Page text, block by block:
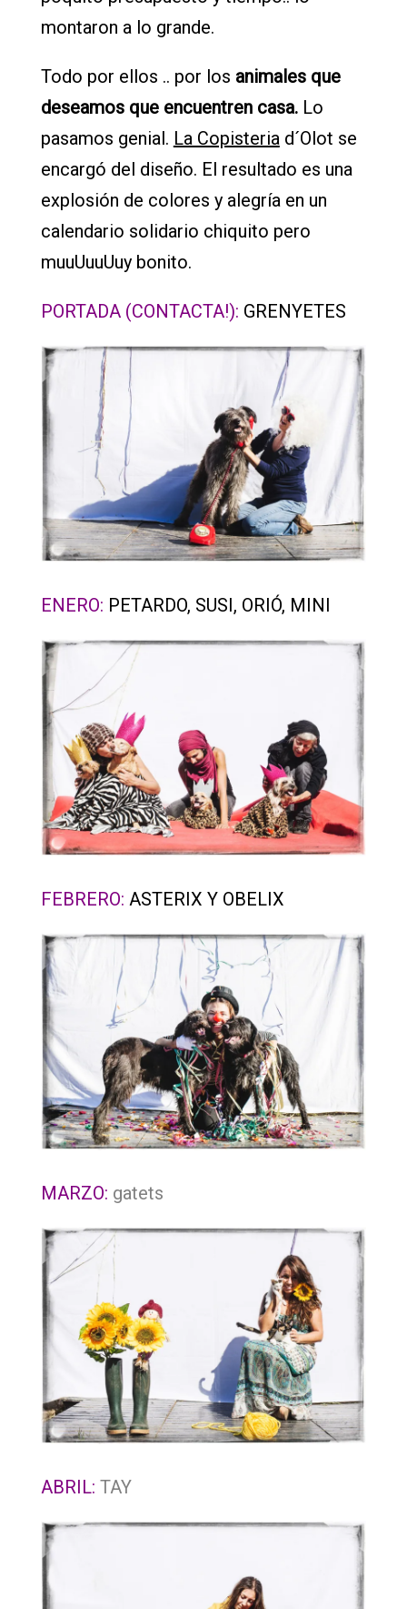
montaron a lo grande.
Todo por ellos .. por los animales que
deseamos que encuentren casa.Lo
pasamos genial. La Copisteriad´Olot se
encargó del diseño. El resultado es una
explosión de colores y alegría en un
calendario solidario chiquito pero
muuUuuUuy bonito.
PORTADA (CONTACTA!): GRENYETES
ENERO: PETARDO, SUSI, ORIÓ, MINI
FEBRERO: ASTERIX Y OBELIX
MARZO: gatets
ABRIL: TAY